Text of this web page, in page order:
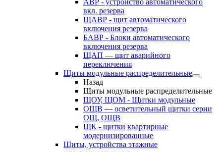
АВР - устройство автоматического
вкл. резерва
ЩАВР - щит автоматического
включения резерва
БАВР - Блоки автоматического
включения резерва
ЩАП — щит аварийного
переключения
Щиты модульные распределительные
Назад
Щиты модульные распределительные
ЩОУ, ЩОМ - Щитки модульные
ОЩВ — осветительный щитки серии
ОЩ, ОЩВ
ЩК - щитки квартирные
модернизированные
Щиты, устройства этажные